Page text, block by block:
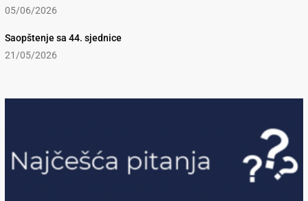
05/06/2026
Saopštenje sa 44. sjednice
21/05/2026